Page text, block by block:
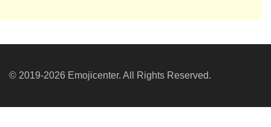
© 2019-2026 Emojicenter. All Rights Reserved.